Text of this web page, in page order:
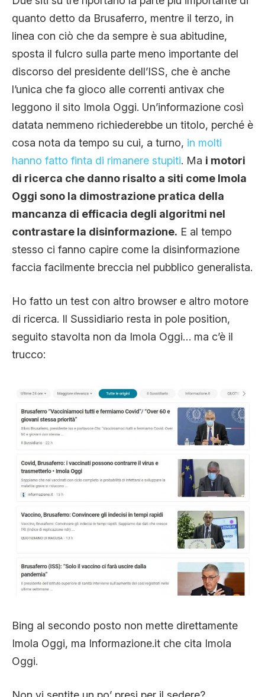
quanto detto da Brusaferro, mentre il terzo, in
linea con ciò che da sempre è sua abitudine,
sposta il fulcro sulla parte meno importante del
discorso del presidente dell’ISS, che è anche
l’unica che fa gioco alle correnti antivax che
leggono il sito Imola Oggi. Un’informazione così
datata nemmeno richiederebbe un titolo, perché è
cosa nota da tempo su cui, a turno, in molti
hanno fatto finta di rimanere stupiti. Ma i motori
di ricerca che danno risalto a siti come Imola
Oggi sono la dimostrazione pratica della
mancanza di efficacia degli algoritmi nel
contrastare la disinformazione. E al tempo
stesso ci fanno capire come la disinformazione
faccia facilmente breccia nel pubblico generalista.
Ho fatto un test con altro browser e altro motore
di ricerca. Il Sussidiario resta in pole position,
seguito stavolta non da Imola Oggi… ma c’è il
trucco:
Bing al secondo posto non mette direttamente
Imola Oggi, ma Informazione.it che cita Imola
Oggi.